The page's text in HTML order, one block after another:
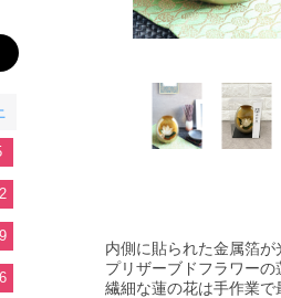
内側に貼られた金属箔が
プリザーブドフラワーの
繊細な蓮の花は手作業で